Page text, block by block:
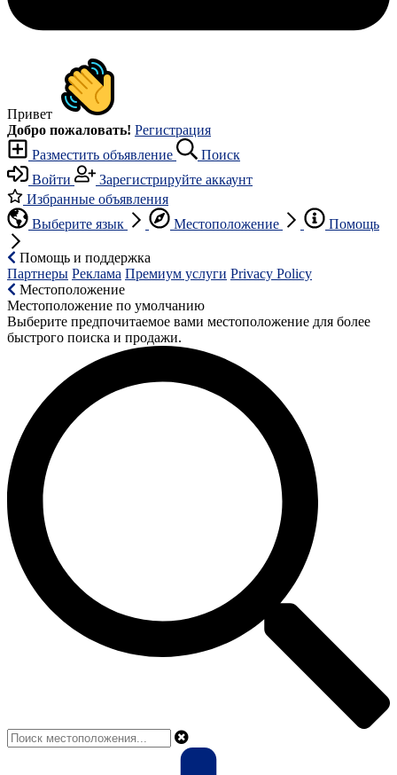
Привет
Добро пожаловать! Регистрация
Разместить объявление
Поиск
Войти
Зарегистрируйте аккаунт
Избранные объявления
Выберите язык
Местоположение Помощь
Помощь и поддержка
Партнеры Реклама Премиум услуги Privacy Policy
Местоположение
Местоположение по умолчанию
Выберите предпочитаемое вами местоположение для более
быстрого поиска и продажи.